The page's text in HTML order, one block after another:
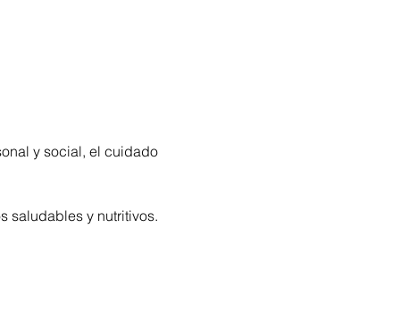
y social, el cuidado
saludables y nutritivos.